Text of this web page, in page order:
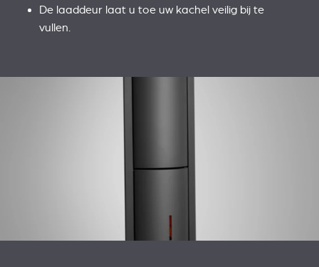
De laaddeur laat u toe uw kachel veilig bij te
vullen.